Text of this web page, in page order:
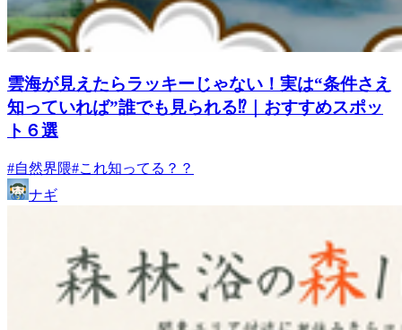
雲海が見えたらラッキーじゃない！実は“条件さえ
知っていれば”誰でも見られる⁉｜おすすめスポッ
ト６選
#自然界隈#これ知ってる？？
ナギ